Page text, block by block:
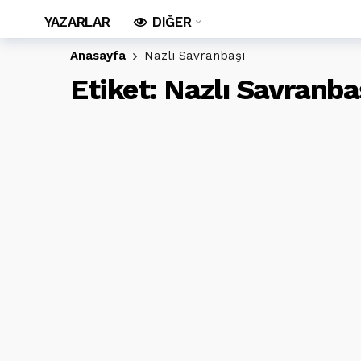
YAZARLAR DIĞER
Anasayfa Nazlı Savranbaşı
Etiket: Nazlı